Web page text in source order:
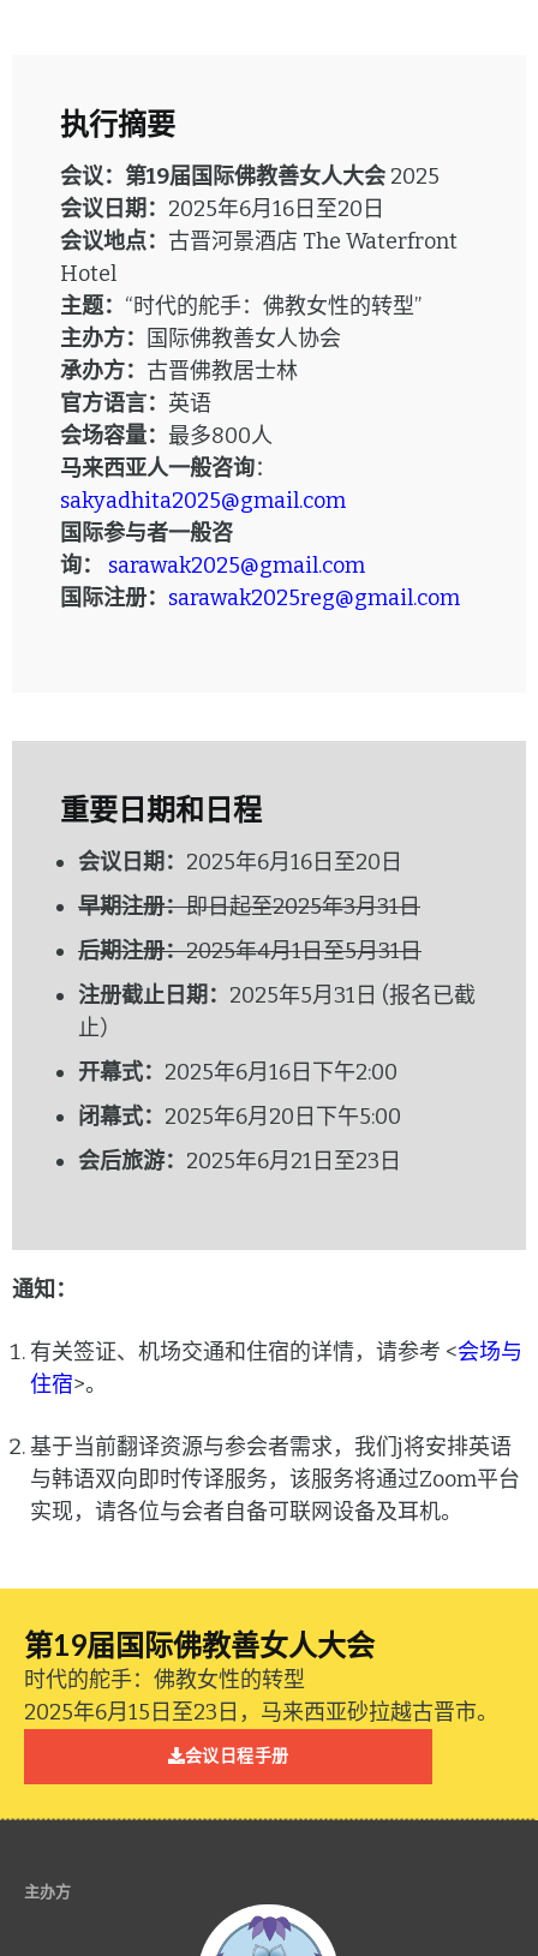
执行摘要
会议：第19届国际佛教善女人大会 2025
会议日期： 2025年6月16日至20日
会议地点： 古晋河景酒店 The Waterfront
Hotel
主题： “时代的舵手：佛教女性的转型”
主办方：
国际佛教善女人协会
承办方： 古晋佛教居士林
官方语言： 英语
会场容量： 最多800人
马来西亚人一般咨询：
sakyadhita2025@gmail.com
国际参与者一般咨
询：
sarawak2025@gmail.com
国际注册： sarawak2025reg@gmail.com
重要日期和日程
会议日期： 2025年6月16日至20日
早期注册：即日起至2025年3月31日
后期注册：2025年4月1日至5月31日
注册截止日期： 2025年5月31日 (报名已截
止）
开幕式： 2025年6月16日下午2:00
闭幕式： 2025年6月20日下午5:00
会后旅游： 2025年6月21日至23日
通知：
有关签证、机场交通和住宿的详情，请参考 <会场与
住宿>。
基于当前翻译资源与参会者需求，我们j将安排英语
与韩语双向即时传译服务，该服务将通过Zoom平台
实现，请各位与会者自备可联网设备及耳机。
第19届国际佛教善女人大会
时代的舵手：佛教女性的转型
2025年6月15日至23日，马来西亚砂拉越古晋市。
会议日程手册
主办方